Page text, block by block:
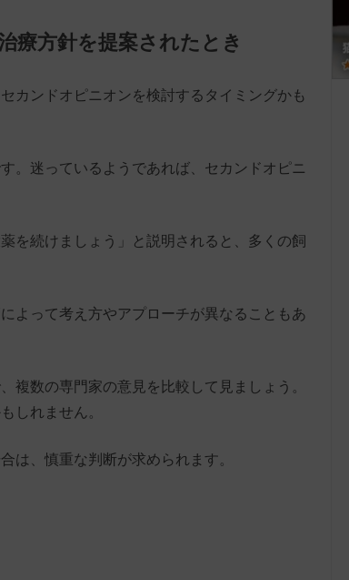
療方針を提案されたとき
カンドオピニオンを検討するタイミングかも
。迷っているようであれば、セカンドオピニ
を続けましょう」と説明されると、多くの飼
よって考え方やアプローチが異なることもあ
複数の専門家の意見を比較して見ましょう。
しれません。
は、慎重な判断が求められます。